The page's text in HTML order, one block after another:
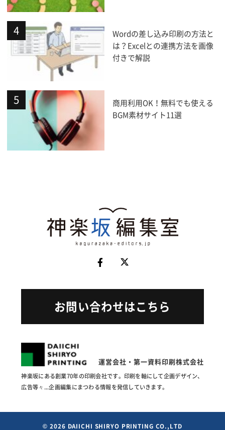
Wordの差し込み印刷の方法と
は？Excelとの連携方法を画像
付きで解説
商用利用OK！無料でも使える
BGM素材サイト11選
運営会社・第一資料印刷株式会社
神楽坂にある創業70年の印刷会社です。印刷を軸にして企画デザイン、
広告等々...企画編集にまつわる情報を発信していきます。
お問い合わせはこちら
© 2026 DAIICHI SHIRYO PRINTING CO.,LTD